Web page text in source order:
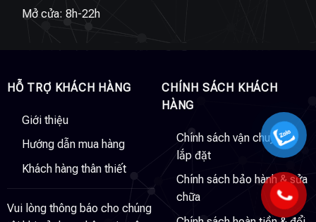
Mở cửa: 8h-22h
HỖ TRỢ KHÁCH HÀNG
Giới thiệu
Hướng dẫn mua hàng
Khách hàng thân thiết
Vui lòng thông báo cho chúng
CHÍNH SÁCH KHÁCH
HÀNG
Chính sách vận chuyển &
lắp đặt
Chính sách bảo hành & sửa
chữa